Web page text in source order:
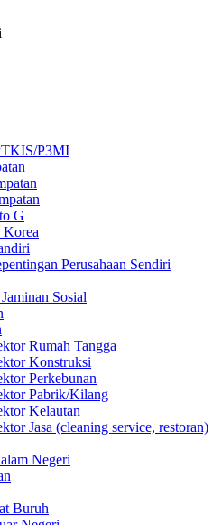
P3MI
G
Perusahaan Sendiri
Sosial
Rumah Tangga
Konstruksi
Perkebunan
Pabrik/Kilang
Kelautan
Jasa (cleaning service, restoran)
Negeri
Buruh